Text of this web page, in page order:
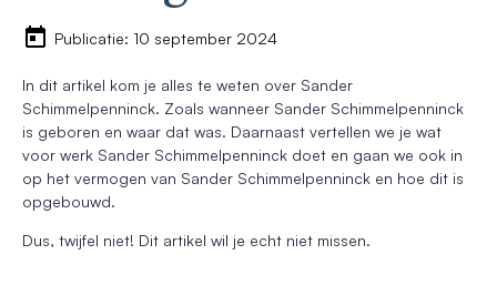
Publicatie: 10 september 2024
In dit artikel kom je alles te weten over Sander
Schimmelpenninck. Zoals wanneer Sander Schimmelpenninck
is geboren en waar dat was. Daarnaast vertellen we je wat
voor werk Sander Schimmelpenninck doet en gaan we ook in
op het vermogen van Sander Schimmelpenninck en hoe dit is
opgebouwd.
Dus, twijfel niet! Dit artikel wil je echt niet missen.